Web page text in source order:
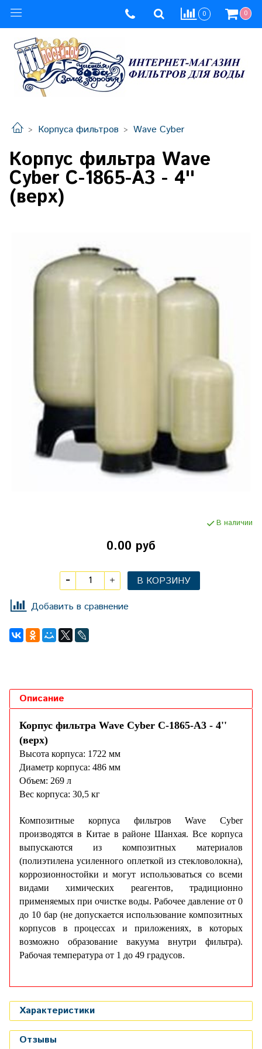
0 0
Корпуса фильтров Wave Cyber
Корпус фильтра Wave
Cyber C-1865-А3 - 4''
(верх)
В наличии
0.00 руб
В КОРЗИНУ
Добавить в сравнение
Описание
Корпус фильтра Wave Cyber C-1865-А3 - 4''
(верх)
Высота корпуса: 1722 мм
Диаметр корпуса: 486 мм
Объем: 269 л
Вес корпуса: 30,5 кг
Композитные корпуса фильтров Wave Cyber
производятся в Китае в районе Шанхая. Все корпуса
выпускаются из композитных материалов
(полиэтилена усиленного оплеткой из стекловолокна),
коррозионностойки и могут использоваться со всеми
видами химических реагентов, традиционно
применяемых при очистке воды. Рабочее давление от 0
до 10 бар (не допускается использование композитных
корпусов в процессах и приложениях, в которых
возможно образование вакуума внутри фильтра).
Рабочая температура от 1 до 49 градусов.
Характеристики
Отзывы